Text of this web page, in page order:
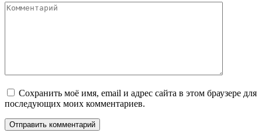
Комментарий
Сохранить моё имя, email и адрес сайта в этом браузере для
последующих моих комментариев.